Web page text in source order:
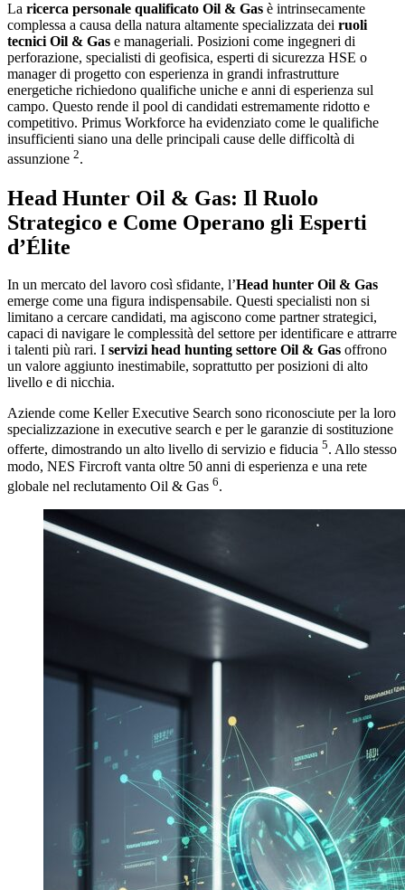
La ricerca personale qualificato Oil & Gas è intrinsecamente
complessa a causa della natura altamente specializzata dei ruoli
tecnici Oil & Gas e manageriali. Posizioni come ingegneri di
perforazione, specialisti di geofisica, esperti di sicurezza HSE o
manager di progetto con esperienza in grandi infrastrutture
energetiche richiedono qualifiche uniche e anni di esperienza sul
campo. Questo rende il pool di candidati estremamente ridotto e
competitivo. Primus Workforce ha evidenziato come le qualifiche
insufficienti siano una delle principali cause delle difficoltà di
assunzione 2.
Head Hunter Oil & Gas: Il Ruolo
Strategico e Come Operano gli Esperti
d’Élite
In un mercato del lavoro così sfidante, l’Head hunter Oil & Gas
emerge come una figura indispensabile. Questi specialisti non si
limitano a cercare candidati, ma agiscono come partner strategici,
capaci di navigare le complessità del settore per identificare e attrarre
i talenti più rari. I servizi head hunting settore Oil & Gas offrono
un valore aggiunto inestimabile, soprattutto per posizioni di alto
livello e di nicchia.
Aziende come Keller Executive Search sono riconosciute per la loro
specializzazione in executive search e per le garanzie di sostituzione
offerte, dimostrando un alto livello di servizio e fiducia 5. Allo stesso
modo, NES Fircroft vanta oltre 50 anni di esperienza e una rete
globale nel reclutamento Oil & Gas 6.